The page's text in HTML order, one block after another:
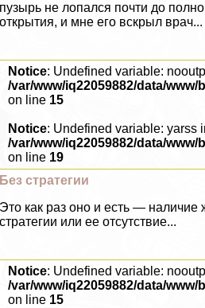
пузырь не лопался почти до
открытия, и мне его вскрыл врач...
Notice: Undefined variable:
/var/www/iq22059882/data/
on line 15
Notice: Undefined variable: yarss
/var/www/iq22059882/data/
on line 19
Без стратегии
Это как раз оно и есть — наличие
стратегии или ее отсутствие...
Notice: Undefined variable:
/var/www/iq22059882/data/
on line 15